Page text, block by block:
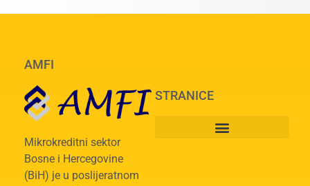
AMFI
Mikrokreditni sektor
Bosne i Hercegovine
(BiH) je u poslijeratnom
STRANICE